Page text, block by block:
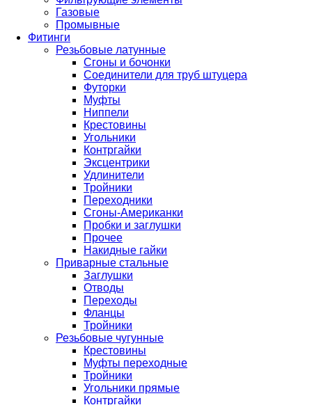
Газовые
Промывные
Фитинги
Резьбовые латунные
Сгоны и бочонки
Соединители для труб штуцера
Футорки
Муфты
Ниппели
Крестовины
Угольники
Контргайки
Эксцентрики
Удлинители
Тройники
Переходники
Сгоны-Американки
Пробки и заглушки
Прочее
Накидные гайки
Приварные стальные
Заглушки
Отводы
Переходы
Фланцы
Тройники
Резьбовые чугунные
Крестовины
Муфты переходные
Тройники
Угольники прямые
Контргайки